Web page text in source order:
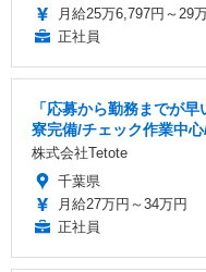
月給25万6,797円～29
正社員
「応募から勤務までが
寮完備/チェック作業中
株式会社Tetote
千葉県
月給27万円～34万円
正社員